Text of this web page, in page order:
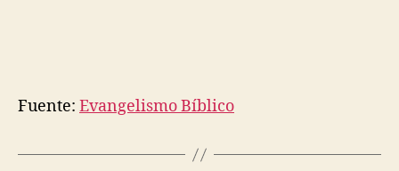
Fuente: Evangelismo Bíblico